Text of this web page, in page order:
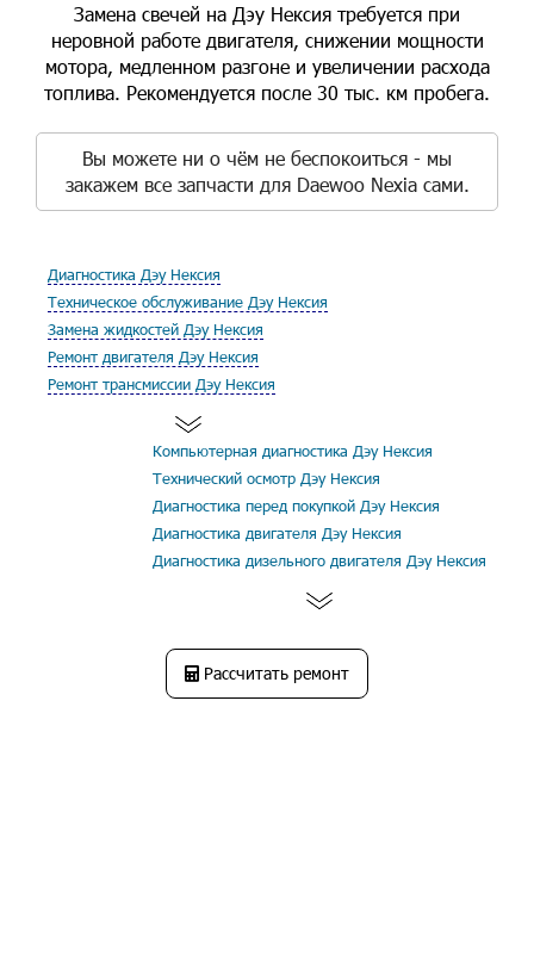
Замена свечей на Дэу Нексия требуется при
неровной работе двигателя, снижении мощности
мотора, медленном разгоне и увеличении расхода
топлива. Рекомендуется после 30 тыс. км пробега.
Вы можете ни о чём не беспокоиться - мы
закажем все запчасти для Daewoo Nexia сами.
Диагностика Дэу Нексия
Техническое обслуживание Дэу Нексия
Замена жидкостей Дэу Нексия
Ремонт двигателя Дэу Нексия
Ремонт трансмиссии Дэу Нексия
Компьютерная диагностика Дэу Нексия
Технический осмотр Дэу Нексия
Диагностика перед покупкой Дэу Нексия
Диагностика двигателя Дэу Нексия
Диагностика дизельного двигателя Дэу Нексия
Рассчитать ремонт